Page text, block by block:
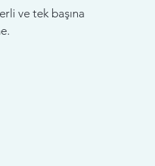
ve tek başına